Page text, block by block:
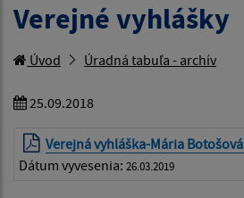
Verejné vyhlášky
Úvod Úradná tabuľa - archív
25.09.2018
Verejná vyhláška-Mária Botošová
Dátum vyvesenia: 26.03.2019